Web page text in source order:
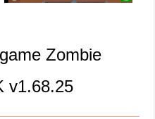
Zombie
v1.68.25